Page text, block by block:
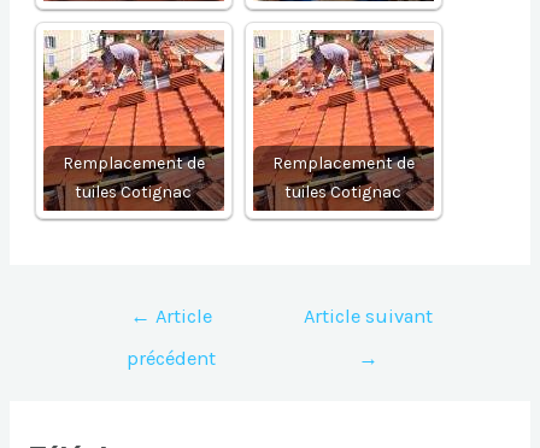
Remplacement de
tuiles Cotignac
Remplacement de
tuiles Cotignac
Navigation
l’article
← Article
précédent
Article suivant
→